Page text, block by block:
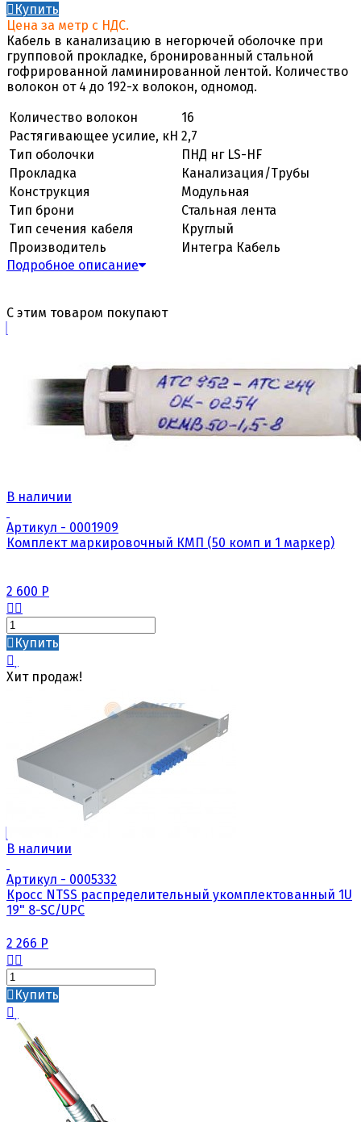
Купить
Цена за метр с НДС.
Кабель в канализацию в негорючей оболочке при
групповой прокладке, бронированный стальной
гофрированной ламинированной лентой. Количество
волокон от 4 до 192-х волокон, одномод.
Количество волокон
16
Растягивающее усилие, кН 2,7
Тип оболочки
ПНД нг LS-HF
Прокладка
Канализация/Трубы
Конструкция
Модульная
Тип брони
Стальная лента
Тип сечения кабеля
Круглый
Производитель
Интегра Кабель
Подробное описание
С этим товаром покупают
В наличии
Артикул - 0001909
Комплект маркировочный КМП (50 комп и 1 маркер)
2 600 Р
Купить
Хит продаж!
В наличии
Артикул - 0005332
Кросс NTSS распределительный укомплектованный 1U
19" 8-SC/UPC
2 266 Р
Купить